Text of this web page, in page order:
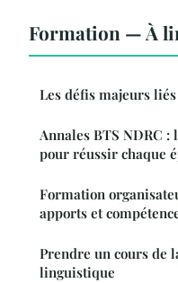
Formation — À
Les défis majeurs
Annales BTS NDRC
pour réussir chaque
Formation
apports et
Prendre un cours de
linguistique